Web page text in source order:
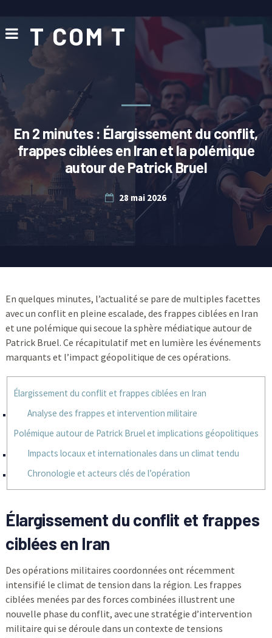
T COM T
En 2 minutes : Élargissement du conflit,
frappes ciblées en Iran et la polémique
autour de Patrick Bruel
28 mai 2026
En quelques minutes, l’actualité se pare de multiples facettes
avec un conflit en pleine escalade, des frappes ciblées en Iran
et une polémique qui secoue la sphère médiatique autour de
Patrick Bruel. Ce récapitulatif met en lumière les événements
marquants et l’impact géopolitique de ces opérations.
Élargissement du conflit et frappes ciblées en Iran
Analyse des frappes et intervention militaire
Polémique autour de Patrick Bruel et implications géopolitiques
Impacts locaux et internationales dans un climat tendu
Chronologie et acteurs clés de l’opération
Élargissement du conflit et frappes
ciblées en Iran
Des opérations militaires coordonnées ont récemment
intensifié le climat de tension dans la région. Les frappes
ciblées menées par des forces combinées illustrent une
nouvelle phase du conflit, avec une stratégie d’intervention
militaire qui se déroule dans un contexte de tensions